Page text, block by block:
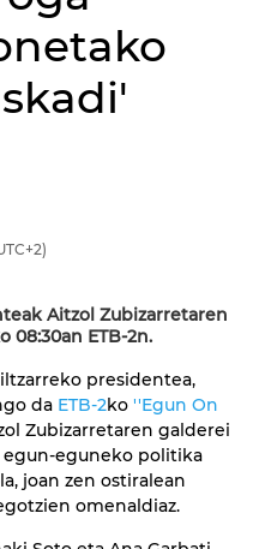
Aitzol Zubizarretaren
ETB-2n.
presidentea,
da ETB-2ko ''Egun On
Zubizarretaren galderei
eguneko politika
joan zen ostiralean
omenaldiaz.